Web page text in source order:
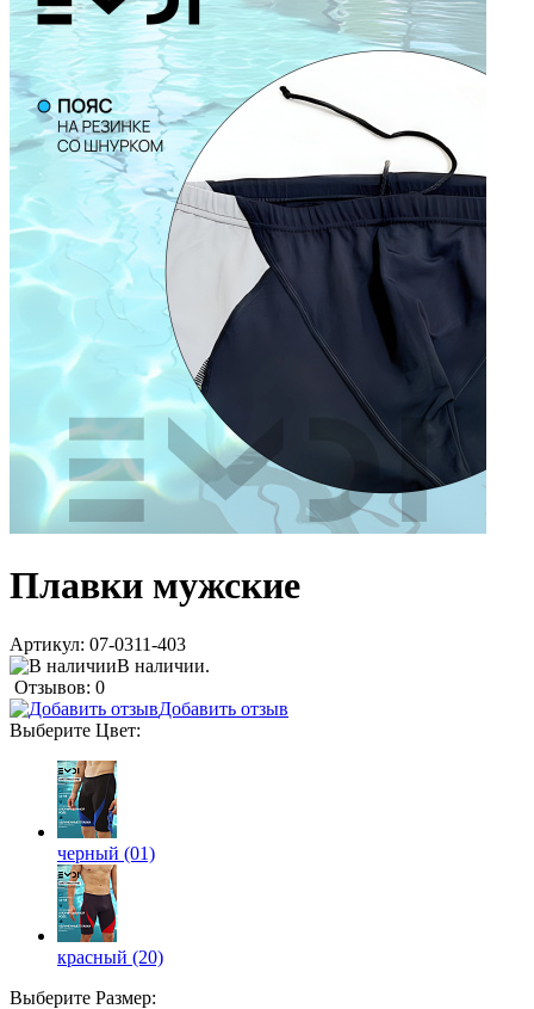
Плавки мужские
Артикул: 07-0311-403
В наличии.
Отзывов: 0
Добавить отзыв
Выберите Цвет:
черный (01)
красный (20)
Выберите Размер: